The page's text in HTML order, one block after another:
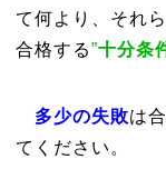
て何より、それ
合格する”十分条
多少の失敗は
てください。